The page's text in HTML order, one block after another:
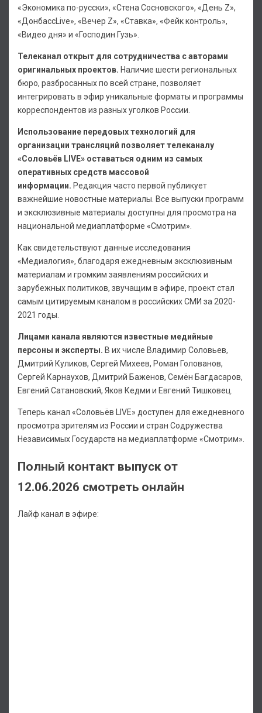
«Экономика по-русски», «Стена Сосновского», «День Z»,
«ДонбассLive», «Вечер Z», «Ставка», «Фейк контроль»,
«Видео дня» и «Господин Гузь».
Телеканал открыт для сотрудничества с авторами
оригинальных проектов. Наличие шести региональных
бюро, разбросанных по всей стране, позволяет
интегрировать в эфир уникальные форматы и программы
корреспондентов из разных уголков России.
Использование передовых технологий для
организации трансляций позволяет телеканалу
«Соловьёв LIVE» оставаться одним из самых
оперативных средств массовой
информации. Редакция часто первой публикует
важнейшие новостные материалы. Все выпуски программ
и эксклюзивные материалы доступны для просмотра на
национальной медиаплатформе «Смотрим».
Как свидетельствуют данные исследования
«Медиалогия», благодаря ежедневным эксклюзивным
материалам и громким заявлениям российских и
зарубежных политиков, звучащим в эфире, проект стал
самым цитируемым каналом в российских СМИ за 2020-
2021 годы.
Лицами канала являются известные медийные
персоны и эксперты. В их числе Владимир Соловьев,
Дмитрий Куликов, Сергей Михеев, Роман Голованов,
Сергей Карнаухов, Дмитрий Баженов, Семён Багдасаров,
Евгений Сатановский, Яков Кедми и Евгений Тишковец.
Теперь канал «Соловьёв LIVE» доступен для ежедневного
просмотра зрителям из России и стран Содружества
Независимых Государств на медиаплатформе «Смотрим».
Полный контакт выпуск от
12.06.2026 смотреть онлайн
Лайф канал в эфире: